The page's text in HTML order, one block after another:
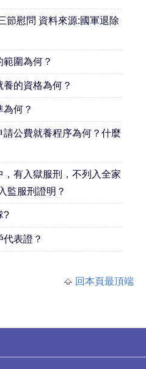
節慰問 資料來源:國軍退除
圍為何？
的資格為何？
何？
請公費就養程序為何？什麼
，有入獄服刑，不列入全家
監服刑證明？
?
表證？
回本頁最頂端